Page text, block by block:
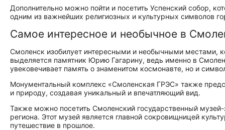
Дополнительно можно пойти и посетить Успенский собор,
одним из важнейших религиозных и культурных символов
Самое интересное и необычное в
Смоленск изобилует интересными и необычными местами,
выделяется памятник Юрию Гагарину, ведь именно в
увековечивает память о знаменитом космонавте, но и
Монументальный комплекс «Смоленская ГРЭС» также
и природу, создавая уникальный и впечатляющий вид.
Также можно посетить Смоленский государственный
региона. Этот музей является главной сокровищницей
путешествие в прошлое.